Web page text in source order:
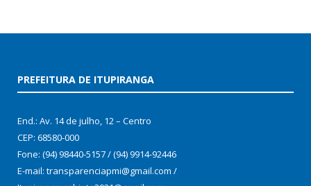
PREFEITURA DE ITUPIRANGA
End.: Av. 14 de julho, 12 – Centro
CEP: 68580-000
Fone: (94) 98440-5157 / (94) 9914-92446
E-mail: transparenciapmi@gmail.com /